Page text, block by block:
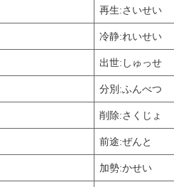
再生:さいせい
冷静:れいせい
出世:しゅっせ
分別:ふんべつ
削除:さくじょ
前途:ぜんと
加勢:かせい